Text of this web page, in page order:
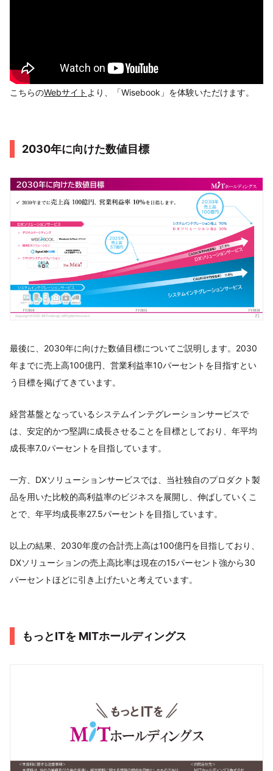
こちらのWebサイト より、「Wisebook」を体験いただけます。
2030年に向けた数値目標
最後に、2030年に向けた数値目標についてご説明します。2030
年までに売上高100億円、営業利益率10パーセントを目指すとい
う目標を掲げてきています。
経営基盤となっているシステムインテグレーションサービスで
は、安定的かつ堅調に成長させることを目標としており、年平均
成長率7.0パーセントを目指しています。
一方、DXソリューションサービスでは、当社独自のプロダクト製
品を用いた比較的高利益率のビジネスを展開し、伸ばしていくこ
とで、年平均成長率27.5パーセントを目指しています。
以上の結果、2030年度の合計売上高は100億円を目指しており、
DXソリューションの売上高比率は現在の15パーセント強から30
パーセントほどに引き上げたいと考えています。
もっとITを MITホールディングス